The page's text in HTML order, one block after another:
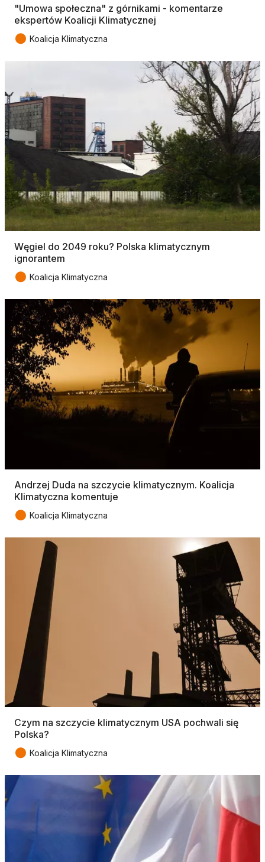
"Umowa społeczna" z górnikami - komentarze
ekspertów Koalicji Klimatycznej
● Koalicja Klimatyczna
Węgiel do 2049 roku? Polska klimatycznym
ignorantem
● Koalicja Klimatyczna
Andrzej Duda na szczycie klimatycznym. Koalicja
Klimatyczna komentuje
● Koalicja Klimatyczna
Czym na szczycie klimatycznym USA pochwali się
Polska?
● Koalicja Klimatyczna